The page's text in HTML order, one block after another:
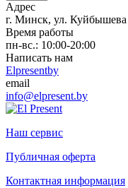
Адрес
г. Минск, ул.
Время работы
пн-вс.: 10:00-20:00
Написать нам
Elpresentby
email
info@elpresent.by
Наш сервис
Публичная оферта
Контактная информация